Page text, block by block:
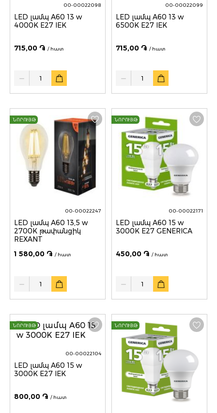
00-00022098
LED լամպ A60 13 w
4000K E27 IEK
715,00 ֏ / հատ
Quantity
00-00022099
LED լամպ A60 13 w
6500K E27 IEK
715,00 ֏ / հատ
Quantity
ՆՈՐՈՒՅԹ
00-00022247
LED լամպ A60 13,5 w
2700K թափանցիկ
REXANT
1 580,00 ֏ / հատ
Quantity
ՆՈՐՈՒՅԹ
00-00022171
LED լամպ A60 15 w
3000K E27 GENERICA
450,00 ֏ / հատ
Quantity
ՆՈՐՈՒՅԹ
00-00022104
LED լամպ A60 15 w
3000K E27 IEK
800,00 ֏ / հատ
ՆՈՐՈՒՅԹ